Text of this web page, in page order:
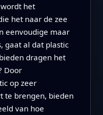
het
het naar de zee
eenvoudige maar
gaat al dat plastic
dragen het
Door
op zeer
te brengen, bieden
van hoe